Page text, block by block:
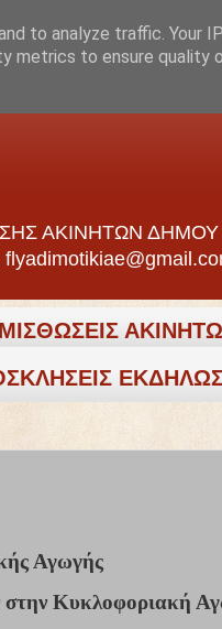
ΑΚΙΝΗΤΩΝ ΔΗΜΟΥ
Αγωγής
στην Κυκλοφοριακή
to analyze traffic. Your
metrics to ensure quality